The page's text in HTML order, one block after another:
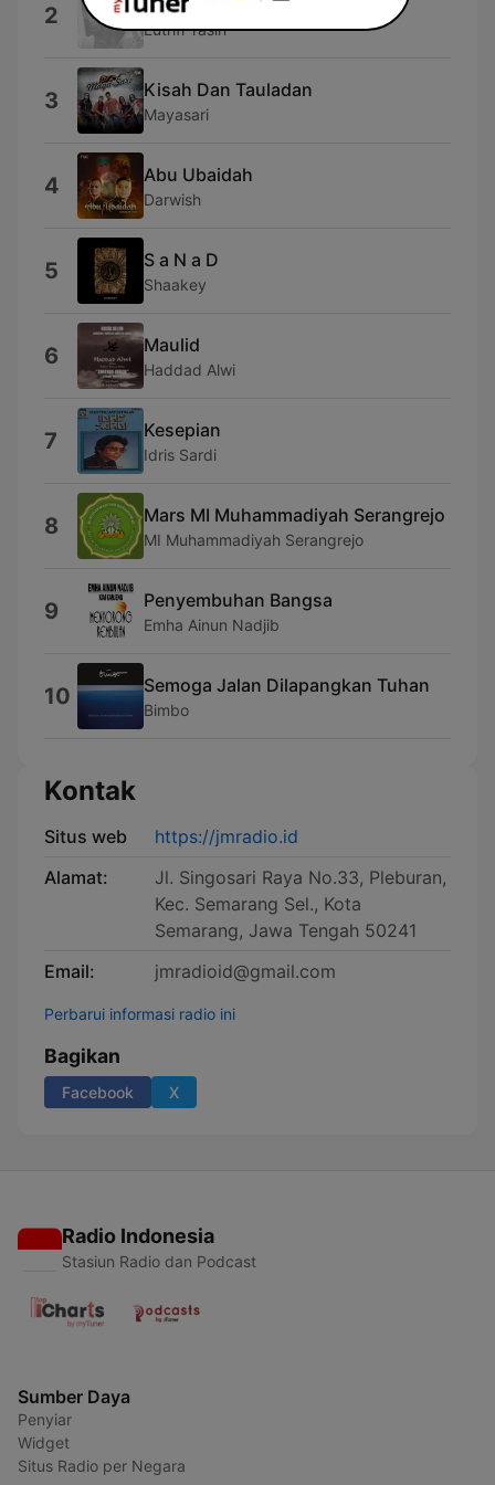
2 Luthfi Yasin
3 Kisah Dan Tauladan
Mayasari
4 Abu Ubaidah
Darwish
5 S a N a D
Shaakey
6 Maulid
Haddad Alwi
7 Kesepian
Idris Sardi
8 Mars MI Muhammadiyah Serangrejo
MI Muhammadiyah Serangrejo
9 Penyembuhan Bangsa
Emha Ainun Nadjib
10 Semoga Jalan Dilapangkan Tuhan
Bimbo
Kontak
Situs web
https://jmradio.id
Alamat:
Jl. Singosari Raya No.33, Pleburan,
Kec. Semarang Sel., Kota
Semarang, Jawa Tengah 50241
Email:
jmradioid@gmail.com
Perbarui informasi radio ini
Bagikan
Facebook X
Radio Indonesia
Stasiun Radio dan Podcast
Sumber Daya
Penyiar
Widget
Situs Radio per Negara